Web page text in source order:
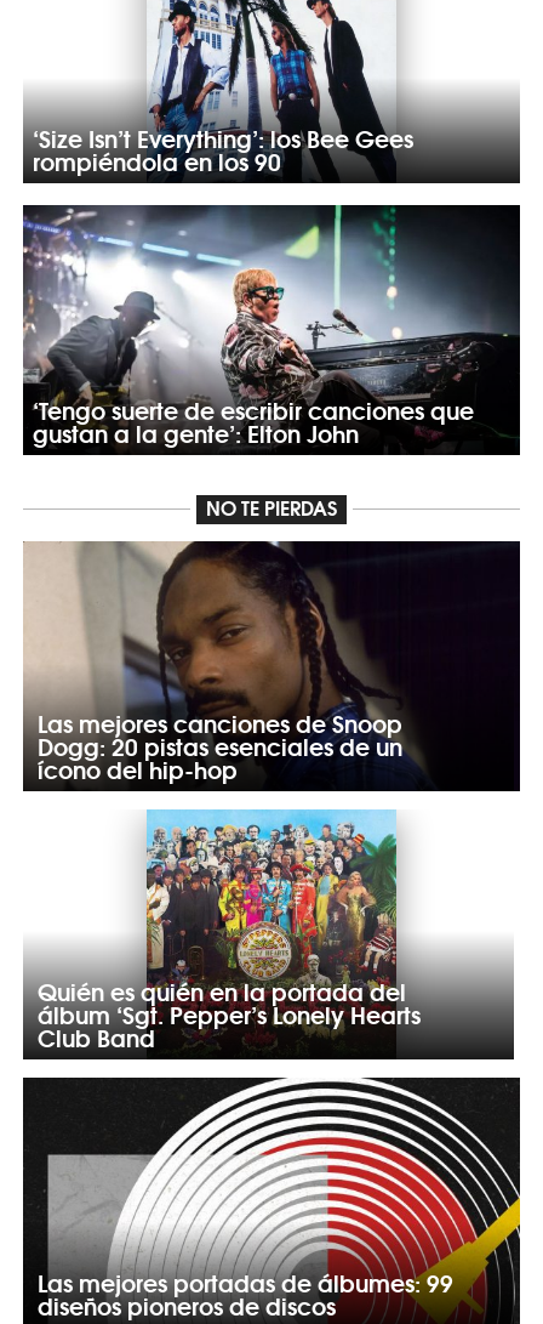
‘Size Isn’t Everything’: los Bee Gees
rompiéndola en los 90
‘Tengo suerte de escribir canciones que
gustan a la gente’: Elton John
NO TE PIERDAS
Las mejores canciones de Snoop
Dogg: 20 pistas esenciales de un
ícono del hip-hop
Quién es quién en la portada del
álbum ‘Sgt. Pepper’s Lonely Hearts
Club Band
Las mejores portadas de álbumes: 99
diseños pioneros de discos